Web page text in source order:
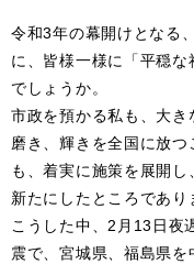
令和3年の幕開けとなる
に、皆様一様に「平穏
でしょうか。
市政を預かる私も、大
磨き、輝きを全国に放
も、着実に施策を展開
新たにしたところであり
こうした中、2月13日夜
震で、宮城県、福島県を